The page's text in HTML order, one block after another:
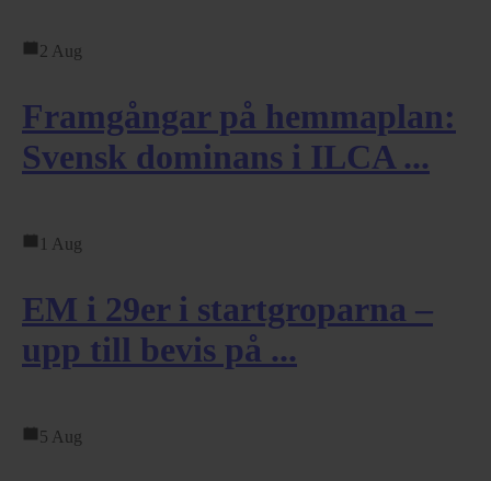
2 Aug
Framgångar på hemmaplan:
Svensk dominans i ILCA ...
1 Aug
EM i 29er i startgroparna –
upp till bevis på ...
5 Aug